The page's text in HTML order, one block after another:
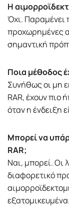
Η
Όχι. Παραμένει
προχωρημένες
σημαντική
Ποια μέθοδος
Συνήθως οι μη
RAR, έχουν πιο
όταν η ένδειξη
Μπορεί να
RAR;
Ναι, μπορεί. Οι
διαφορετικό
εξατομικευμένα.